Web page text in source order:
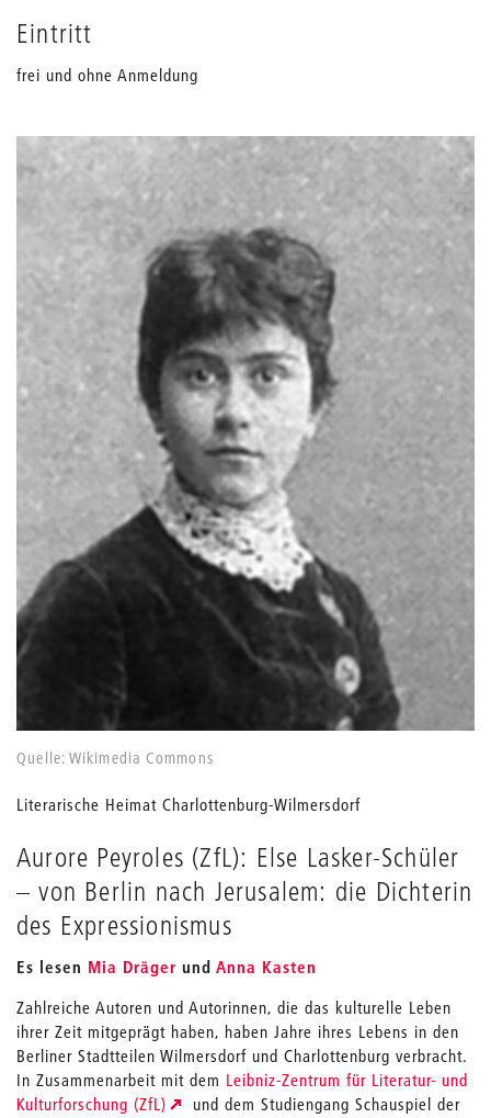
Eintritt
frei und ohne Anmeldung
Quelle: Wikimedia Commons
Literarische Heimat Charlottenburg-Wilmersdorf
Aurore Peyroles (ZfL): Else Lasker-Schüler
– von Berlin nach Jerusalem: die Dichterin
des Expressionismus
Es lesen Mia Dräger und Anna Kasten
Zahlreiche Autoren und Autorinnen, die das kulturelle Leben
ihrer Zeit mitgeprägt haben, haben Jahre ihres Lebens in den
Berliner Stadtteilen Wilmersdorf und Charlottenburg verbracht.
In Zusammenarbeit mit dem Leibniz-Zentrum für Literatur- und
Kulturforschung (ZfL)
und dem Studiengang Schauspiel der